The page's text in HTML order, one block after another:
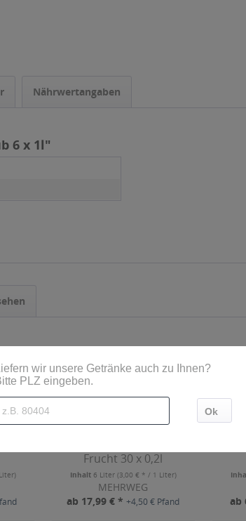
Nährwertangaben
6 x 1l"
x
Frucht 30 x 0,2l
Inhalt 6 Liter (3,00 € * / 1 Liter)
MEHRWEG
ab 17,99 € *+4,50 € Pfand
ab